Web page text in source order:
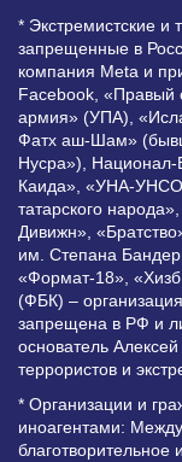
* Экстремистские и
запрещенные в
компания Meta и
Facebook, «Правый
армия» (УПА),
Фатх аш-Шам»
Нусра»),
Каида», «УНА-
татарского
Дивижн»,
им. Степана
«Формат-18»,
(ФБК) –
запрещена в РФ и
основатель
террористов и
* Организации и
иноагентами: